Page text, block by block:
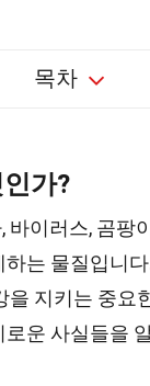
목차
가?
바이러스, 곰팡
는 물질입니
을 지키는 중요
운 사실들을